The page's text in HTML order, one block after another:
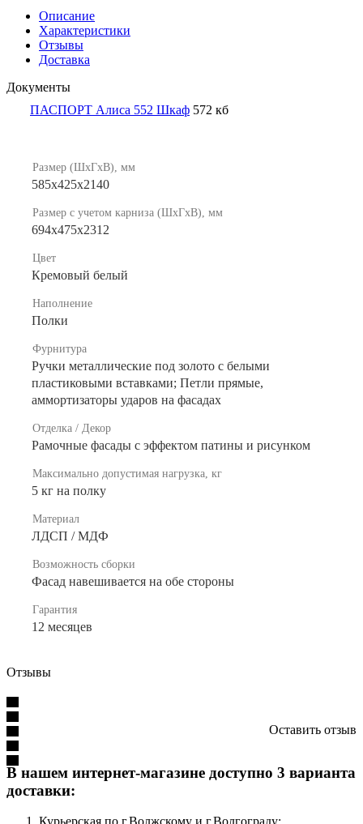
Описание
Характеристики
Отзывы
Доставка
Документы
ПАСПОРТ Алиса 552 Шкаф 572 кб
Размер (ШхГхВ), мм
585х425х2140
Размер с учетом карниза (ШхГхВ), мм
694х475х2312
Цвет
Кремовый белый
Наполнение
Полки
Фурнитура
Ручки металлические под золото с белыми
пластиковыми вставками; Петли прямые,
аммортизаторы ударов на фасадах
Отделка / Декор
Рамочные фасады с эффектом патины и рисунком
Максимально допустимая нагрузка, кг
5 кг на полку
Материал
ЛДСП / МДФ
Возможность сборки
Фасад навешивается на обе стороны
Гарантия
12 месяцев
Отзывы
Оставить отзыв
В нашем интернет-магазине доступно 3 варианта
доставки: